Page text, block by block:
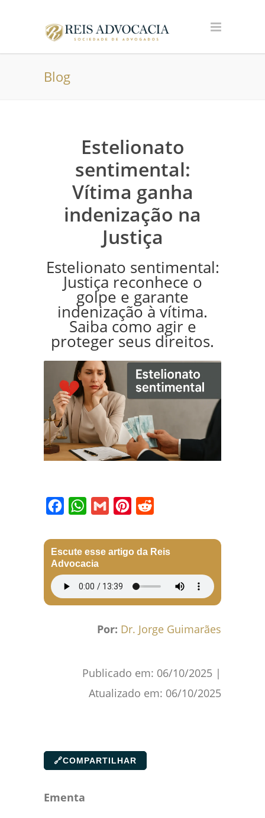
Blog
Estelionato
sentimental:
Vítima ganha
indenização na
Justiça
Estelionato sentimental:
Justiça reconhece o
golpe e garante
indenização à vítima.
Saiba como agir e
proteger seus direitos.
FacebookWhatsApp
Gmail Pinterest
Escute esse artigo da Reis
Advocacia
Por: Dr. Jorge Guimarães
Publicado em: 06/10/2025 |
Atualizado em: 06/10/2025
🔗COMPARTILHAR
Ementa